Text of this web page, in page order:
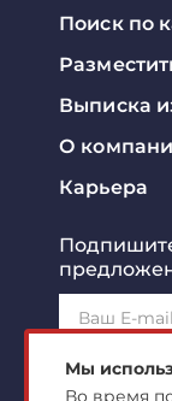
Поиск по
Выписка
О
Карьера
Мы
Во время